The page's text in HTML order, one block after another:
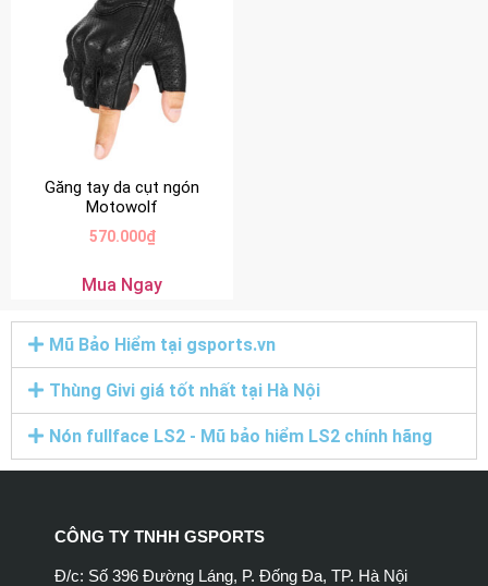
Găng tay da cụt ngón
Motowolf
570.000₫
Mua Ngay
Mũ Bảo Hiểm tại gsports.vn
Thùng Givi giá tốt nhất tại Hà Nội
Nón fullface LS2 - Mũ bảo hiểm LS2 chính hãng
CÔNG TY TNHH GSPORTS
Đ/c: Số 396 Đường Láng, P. Đống Đa, TP. Hà Nội